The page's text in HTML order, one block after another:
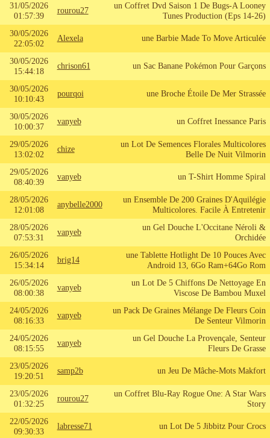
31/05/2026
01:57:39
rourou27
un Coffret Dvd Saison 1 De Bugs-A Looney
Tunes Production (Eps 14-26)
30/05/2026
22:05:02
Alexela une Barbie Made To Move Articulée
30/05/2026
15:44:18
chrison61 un Sac Banane Pokémon Pour Garçons
30/05/2026
10:10:43
pourqoi une Broche Étoile De Mer Strassée
30/05/2026
10:00:37
vanyeb un Coffret Inessance Paris
29/05/2026
13:02:02
chize
un Lot De Semences Florales Multicolores
Belle De Nuit Vilmorin
29/05/2026
08:40:39
vanyeb un T-Shirt Homme Spiral
28/05/2026
12:01:08
anybelle2000
un Ensemble De 200 Graines D'Aquilégie
Multicolores. Facile À Entretenir
28/05/2026
07:53:31
vanyeb
un Gel Douche L'Occitane Néroli &
Orchidée
26/05/2026
15:34:14
brig14
une Tablette Hotlight De 10 Pouces Avec
Android 13, 6Go Ram+64Go Rom
26/05/2026
08:00:38
vanyeb
un Lot De 5 Chiffons De Nettoyage En
Viscose De Bambou Muxel
24/05/2026
08:16:33
vanyeb
un Pack De Graines Mélange De Fleurs Coin
De Senteur Vilmorin
24/05/2026
08:15:55
vanyeb
un Gel Douche La Provençale, Senteur
Fleurs De Grasse
23/05/2026
19:20:51
samp2b un Jeu De Mâche-Mots Makfort
23/05/2026
01:32:25
rourou27
un Coffret Blu-Ray Rogue One: A Star Wars
Story
22/05/2026
09:30:33
labresse71 un Lot De 5 Jibbitz Pour Crocs